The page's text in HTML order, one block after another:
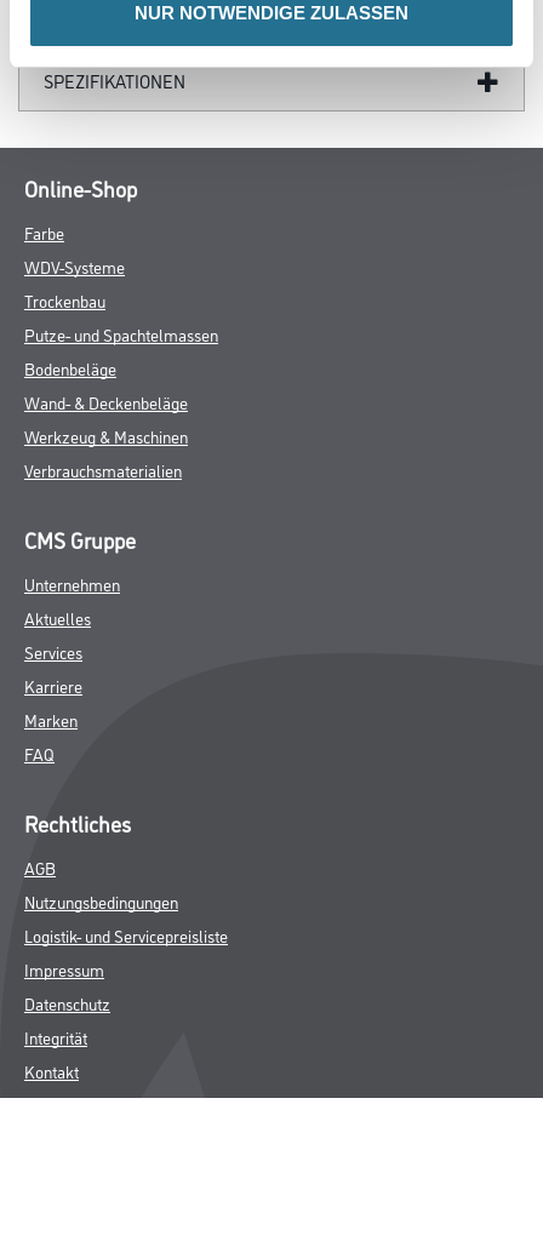
NUR NOTWENDIGE ZULASSEN
GEFAHRENHINWEISE
SPEZIFIKATIONEN
Online-Shop
Farbe
WDV-Systeme
Trockenbau
Putze- und Spachtelmassen
Bodenbeläge
Wand- & Deckenbeläge
Werkzeug & Maschinen
Verbrauchsmaterialien
CMS Gruppe
Unternehmen
Aktuelles
Services
Karriere
Marken
FAQ
Rechtliches
AGB
Nutzungsbedingungen
Logistik- und Servicepreisliste
Impressum
Datenschutz
Integrität
Kontakt